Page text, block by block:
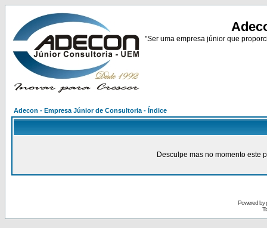
"Ser uma empresa júnior que
Adecon - Empresa Júnior de Consultoria - Índice
Desculpe mas no momento este
Powered by